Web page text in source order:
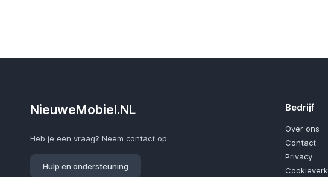
NieuweMobiel.NL
Heb je een vraag? Neem contact op
Hulp en ondersteuning
Bedrijf
Over ons
Contact
Privacy